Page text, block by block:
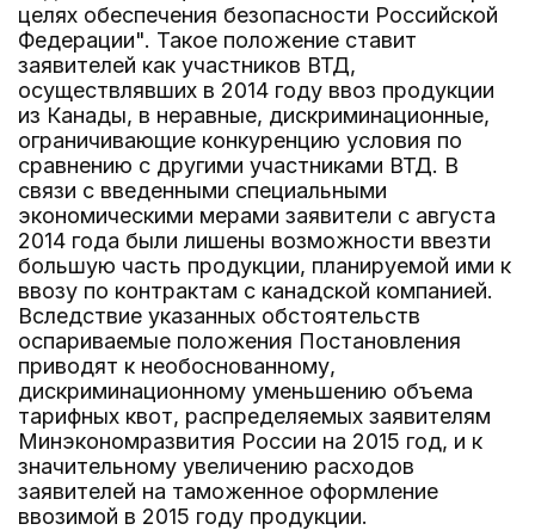
целях обеспечения безопасности Российской
Федерации". Такое положение ставит
заявителей как участников ВТД,
осуществлявших в 2014 году ввоз продукции
из Канады, в неравные, дискриминационные,
ограничивающие конкуренцию условия по
сравнению с другими участниками ВТД. В
связи с введенными специальными
экономическими мерами заявители с августа
2014 года были лишены возможности ввезти
большую часть продукции, планируемой ими к
ввозу по контрактам с канадской компанией.
Вследствие указанных обстоятельств
оспариваемые положения Постановления
приводят к необоснованному,
дискриминационному уменьшению объема
тарифных квот, распределяемых заявителям
Минэкономразвития России на 2015 год, и к
значительному увеличению расходов
заявителей на таможенное оформление
ввозимой в 2015 году продукции.